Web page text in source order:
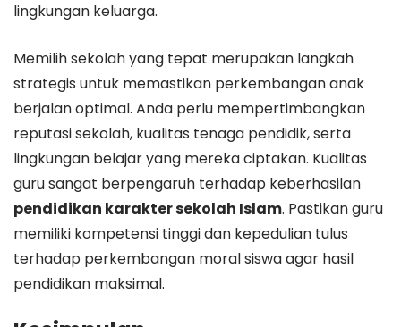
lingkungan keluarga.
Memilih sekolah yang tepat merupakan langkah
strategis untuk memastikan perkembangan anak
berjalan optimal. Anda perlu mempertimbangkan
reputasi sekolah, kualitas tenaga pendidik, serta
lingkungan belajar yang mereka ciptakan. Kualitas
guru sangat berpengaruh terhadap keberhasilan
pendidikan karakter sekolah Islam. Pastikan guru
memiliki kompetensi tinggi dan kepedulian tulus
terhadap perkembangan moral siswa agar hasil
pendidikan maksimal.